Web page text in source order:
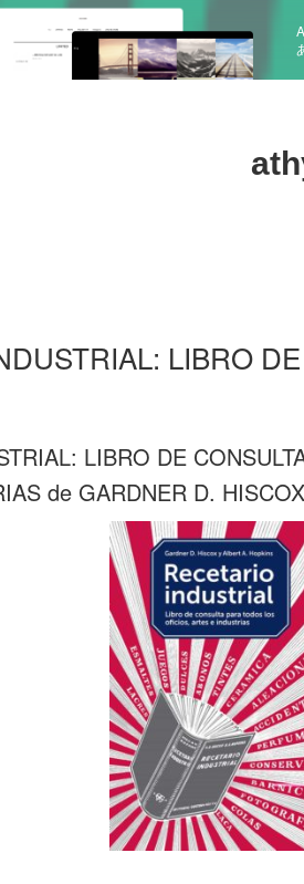
LIBRO
LIBRO DE
de GARDNER D.